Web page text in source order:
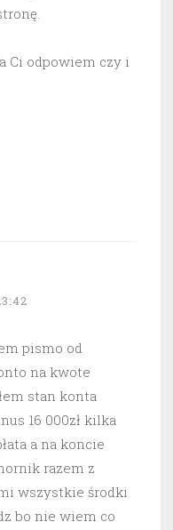
Ci odpowiem czy i
pismo od
na kwote
stan konta
16 000zł kilka
a na koncie
razem z
wszystkie środki
bo nie wiem co